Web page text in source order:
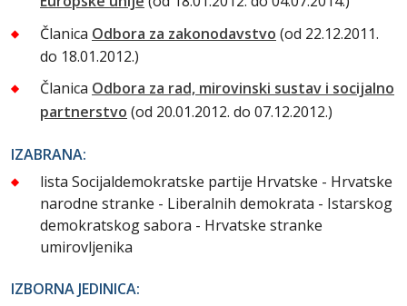
Članica Odbora za zakonodavstvo (od 22.12.2011.
do 18.01.2012.)
Članica Odbora za rad, mirovinski sustav i socijalno
partnerstvo (od 20.01.2012. do 07.12.2012.)
IZABRANA:
lista Socijaldemokratske partije Hrvatske - Hrvatske
narodne stranke - Liberalnih demokrata - Istarskog
demokratskog sabora - Hrvatske stranke
umirovljenika
IZBORNA JEDINICA: